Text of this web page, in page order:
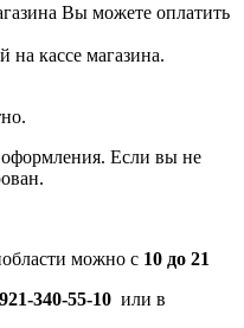
Вы можете оплатить
на кассе магазина.
оформления. Если вы не
можно с 10 до 21
340-55-10 или в